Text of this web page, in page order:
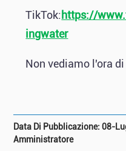
TikTok:https://
ingwater
Non vediamo l'ora
Data Di Pubblicazione: 08-
Amministratore